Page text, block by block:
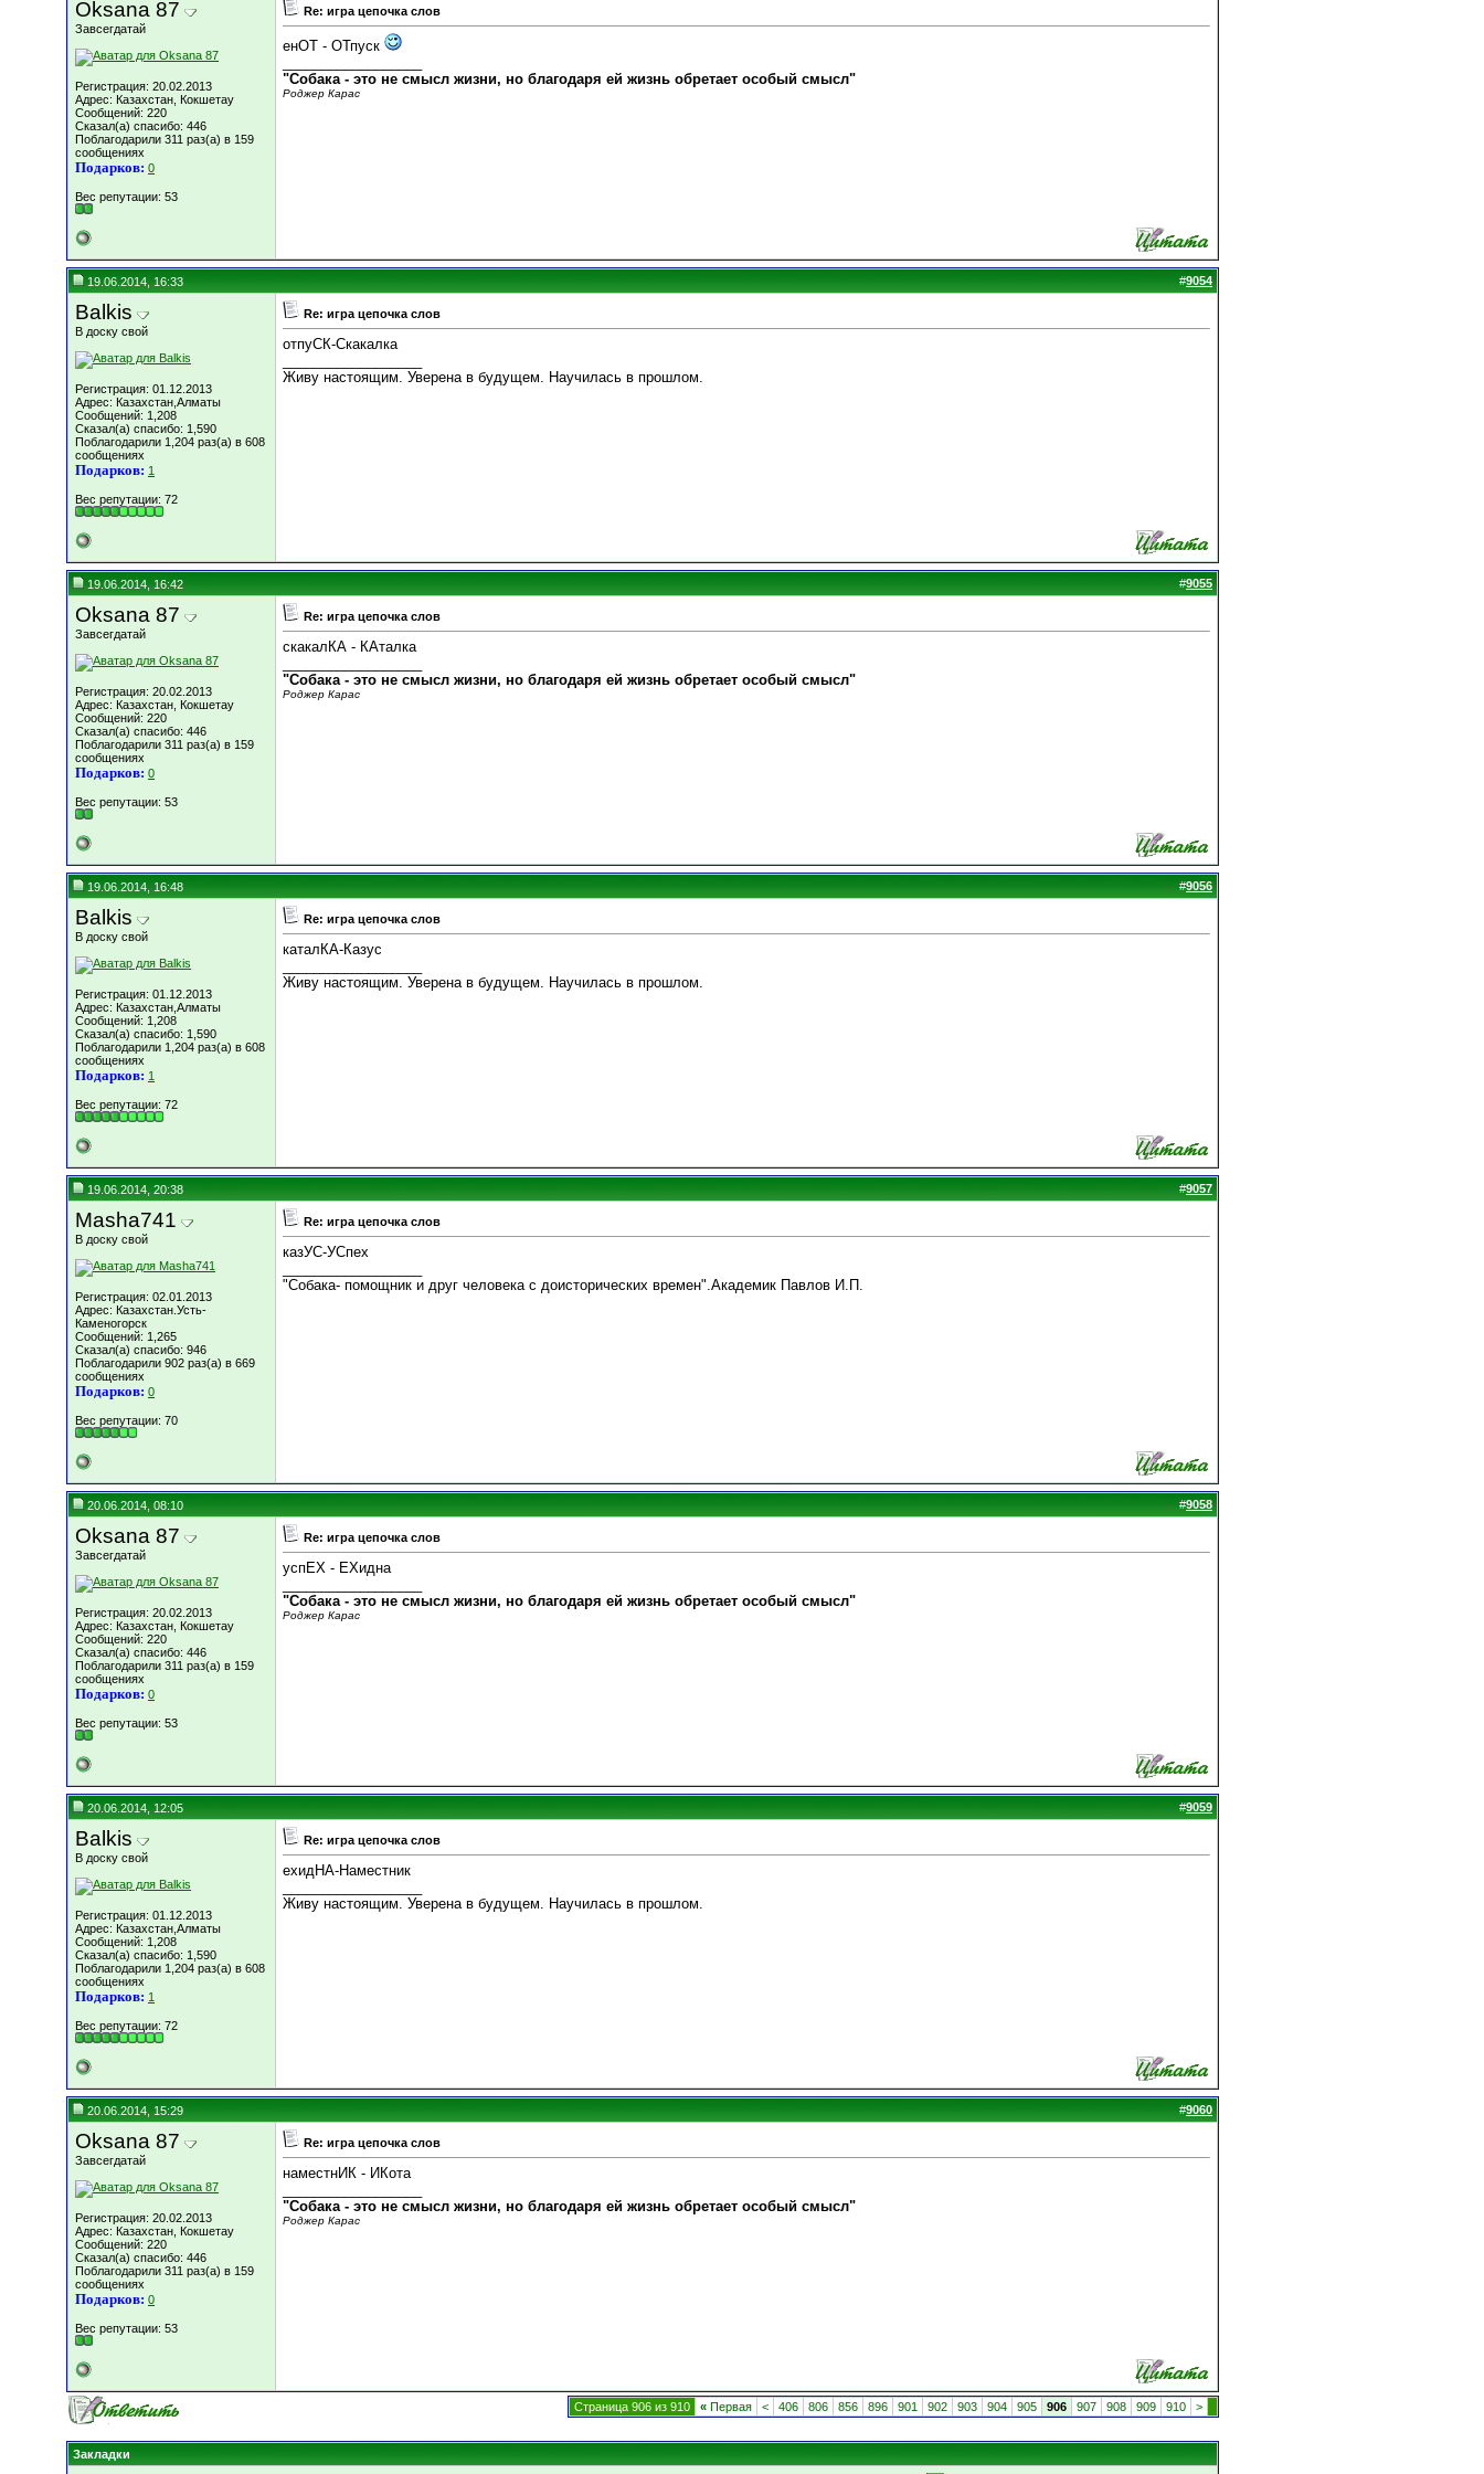
Oksana 87
Завсегдатай
Регистрация: 20.02.2013
Адрес: Казахстан, Кокшетау
Сообщений: 220
Сказал(а) спасибо: 446
Поблагодарили 311 раз(а) в 159
сообщениях
Подарков: 0
Вес репутации: 53
Re: игра цепочка слов
енОТ - ОТпуск
"Собака - это не смысл жизни, но благодаря ей жизнь обретает особый смысл"
Роджер Карас
19.06.2014, 16:33 #9054
Balkis
В доску свой
Регистрация: 01.12.2013
Адрес: Казахстан,Алматы
Сообщений: 1,208
Сказал(а) спасибо: 1,590
Поблагодарили 1,204 раз(а) в 608
сообщениях
Подарков: 1
Вес репутации: 72
Re: игра цепочка слов
отпуСК-Скакалка
Живу настоящим. Уверена в будущем. Научилась в прошлом.
19.06.2014, 16:42 #9055
Oksana 87
Завсегдатай
Регистрация: 20.02.2013
Адрес: Казахстан, Кокшетау
Сообщений: 220
Сказал(а) спасибо: 446
Поблагодарили 311 раз(а) в 159
сообщениях
Подарков: 0
Вес репутации: 53
Re: игра цепочка слов
скакалКА - КАталка
"Собака - это не смысл жизни, но благодаря ей жизнь обретает особый смысл"
Роджер Карас
19.06.2014, 16:48 #9056
Balkis
В доску свой
Регистрация: 01.12.2013
Адрес: Казахстан,Алматы
Сообщений: 1,208
Сказал(а) спасибо: 1,590
Поблагодарили 1,204 раз(а) в 608
сообщениях
Подарков: 1
Вес репутации: 72
Re: игра цепочка слов
каталКА-Казус
Живу настоящим. Уверена в будущем. Научилась в прошлом.
19.06.2014, 20:38 #9057
Masha741
В доску свой
Регистрация: 02.01.2013
Адрес: Казахстан.Усть-
Каменогорск
Сообщений: 1,265
Сказал(а) спасибо: 946
Поблагодарили 902 раз(а) в 669
сообщениях
Подарков: 0
Вес репутации: 70
Re: игра цепочка слов
казУС-УСпех
"Собака- помощник и друг человека с доисторических времен".Академик Павлов И.П.
20.06.2014, 08:10 #9058
Oksana 87
Завсегдатай
Регистрация: 20.02.2013
Адрес: Казахстан, Кокшетау
Сообщений: 220
Сказал(а) спасибо: 446
Поблагодарили 311 раз(а) в 159
сообщениях
Подарков: 0
Вес репутации: 53
Re: игра цепочка слов
успЕХ - ЕХидна
"Собака - это не смысл жизни, но благодаря ей жизнь обретает особый смысл"
Роджер Карас
20.06.2014, 12:05 #9059
Balkis
В доску свой
Регистрация: 01.12.2013
Адрес: Казахстан,Алматы
Сообщений: 1,208
Сказал(а) спасибо: 1,590
Поблагодарили 1,204 раз(а) в 608
сообщениях
Подарков: 1
Вес репутации: 72
Re: игра цепочка слов
ехидНА-Наместник
Живу настоящим. Уверена в будущем. Научилась в прошлом.
20.06.2014, 15:29 #9060
Oksana 87
Завсегдатай
Регистрация: 20.02.2013
Адрес: Казахстан, Кокшетау
Сообщений: 220
Сказал(а) спасибо: 446
Поблагодарили 311 раз(а) в 159
сообщениях
Подарков: 0
Вес репутации: 53
Re: игра цепочка слов
наместнИК - ИКота
"Собака - это не смысл жизни, но благодаря ей жизнь обретает особый смысл"
Роджер Карас
Страница 906 из 910 « Первая < 406 806 856 896 901 902 903 904 905 906 907 908 909 910 >
Закладки